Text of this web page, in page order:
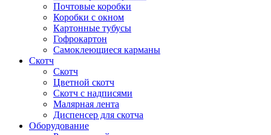
Почтовые коробки
Коробки с окном
Картонные тубусы
Гофрокартон
Самоклеющиеся карманы
Скотч
Скотч
Цветной скотч
Скотч с надписями
Малярная лента
Диспенсер для скотча
Оборудование